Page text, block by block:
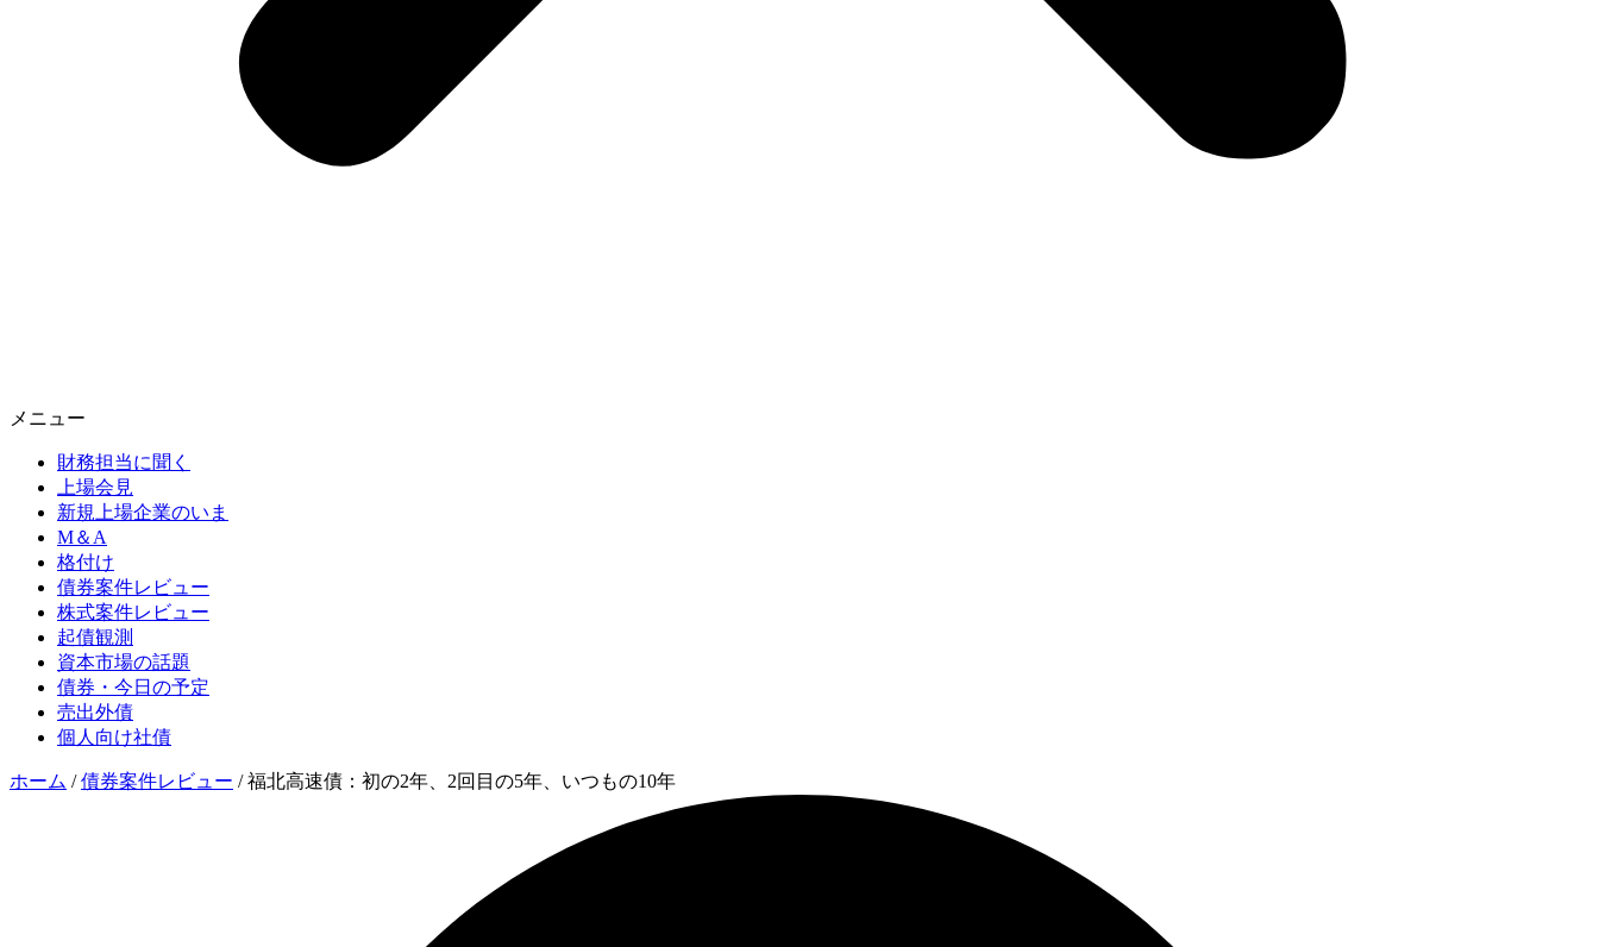
メニュー
財務担当に聞く
上場会見
新規上場企業のいま
M＆A
格付け
債券案件レビュー
株式案件レビュー
起債観測
資本市場の話題
債券・今日の予定
売出外債
個人向け社債
ホーム /債券案件レビュー /福北高速債：初の2年、2回目の5年、いつもの10年